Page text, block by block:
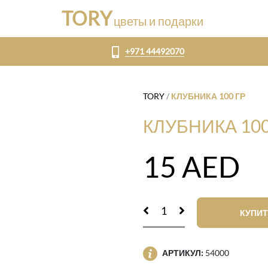
TORYцветы и подарки
+971 44492070
TORY/ КЛУБНИКА 100 ГР
КЛУБНИКА
15 AED
АРТИКУЛ: 54000